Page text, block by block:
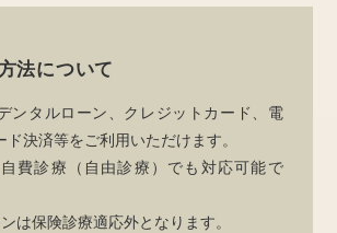
法について
ンタルローン、クレジットカード、電
決済等をご利用いただけます。
費診療（自由診療）でも対応可能で
は保険診療適応外となります。